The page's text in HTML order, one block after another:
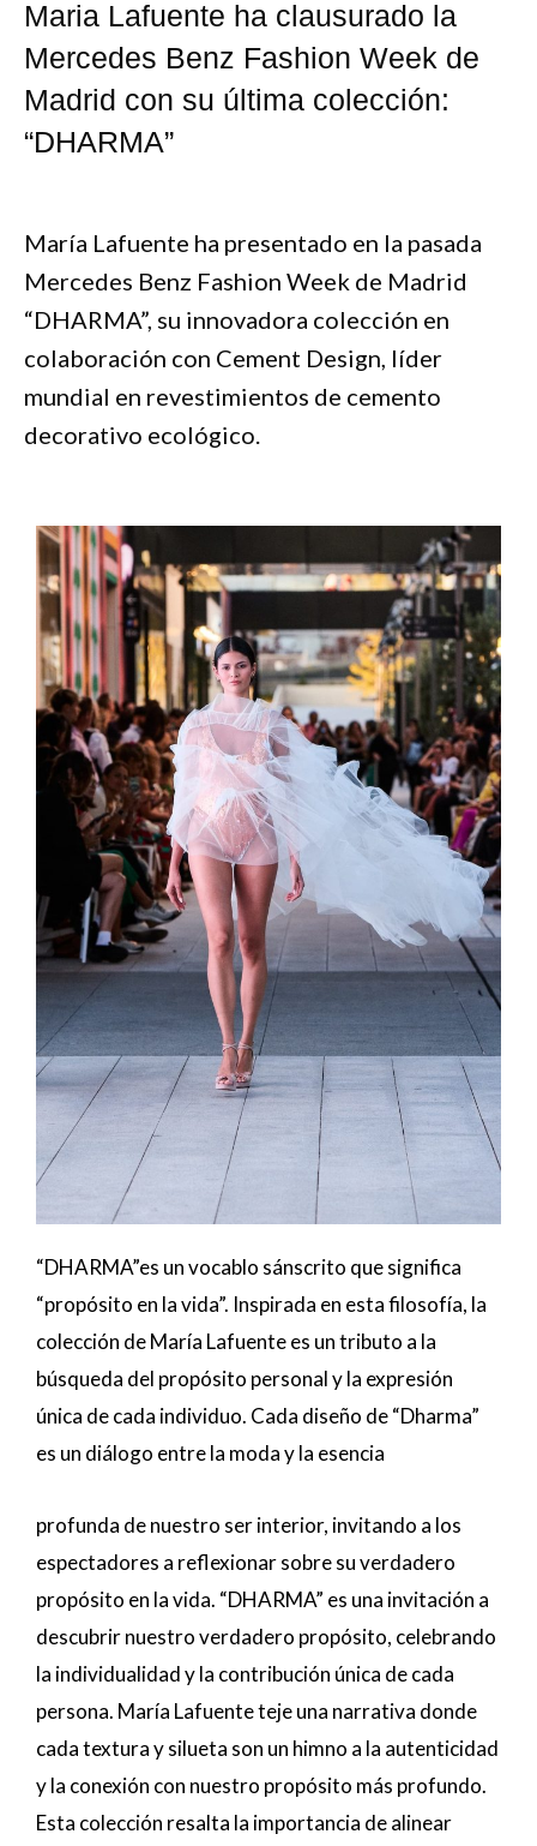
Maria Lafuente ha clausurado la
Mercedes Benz Fashion Week de
Madrid con su última colección:
“DHARMA”
María Lafuente ha presentado en la pasada
Mercedes Benz Fashion Week de Madrid
“DHARMA”, su innovadora colección en
colaboración con Cement Design, líder
mundial en revestimientos de cemento
decorativo ecológico.
“DHARMA”es un vocablo sánscrito que significa
“propósito en la vida”. Inspirada en esta filosofía, la
colección de María Lafuente es un tributo a la
búsqueda del propósito personal y la expresión
única de cada individuo. Cada diseño de “Dharma”
es un diálogo entre la moda y la esencia
profunda de nuestro ser interior, invitando a los
espectadores a reflexionar sobre su verdadero
propósito en la vida. “DHARMA” es una invitación a
descubrir nuestro verdadero propósito, celebrando
la individualidad y la contribución única de cada
persona. María Lafuente teje una narrativa donde
cada textura y silueta son un himno a la autenticidad
y la conexión con nuestro propósito más profundo.
Esta colección resalta la importancia de alinear